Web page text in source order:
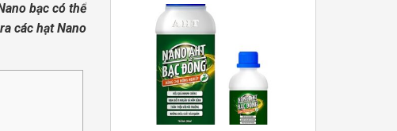
bạc có thể
các hạt Nano